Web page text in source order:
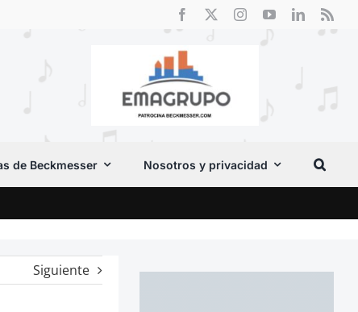
de Beckmesser Nosotros y privacidad
Siguiente